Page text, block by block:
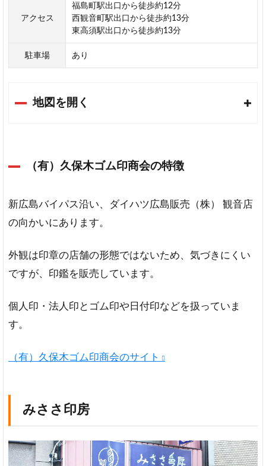
アクセス
福島町駅出口から徒歩約12分
西観音町駅出口から徒歩約13分
東高須駅出口から徒歩約13分
駐車場 あり
地図を開く
（有）久保木ゴム印商会の特徴
新広島バイパス沿い、ダイハツ広島販売（株） 観音店
の向かいにあります。
外観は印章の店舗の形態ではないため、気づきにくい
ですが、印鑑を販売しています。
個人印・法人印とゴム印や日付印などを扱っていま
す。
（有）久保木ゴム印商会のサイト
みささ印房